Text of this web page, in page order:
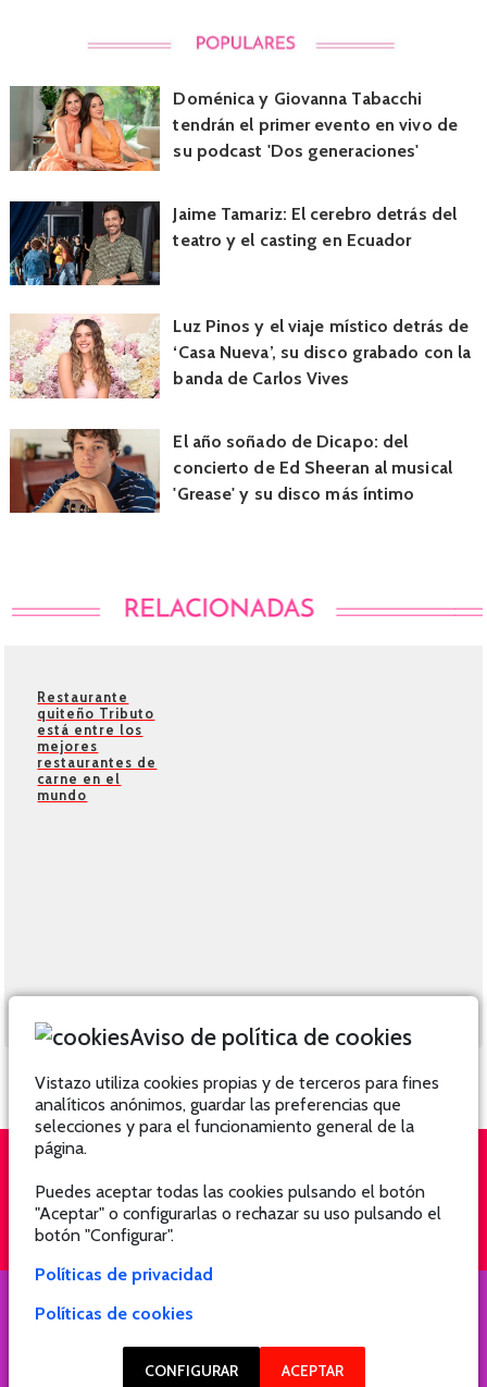
Doménica y Giovanna Tabacchi
tendrán el primer evento en vivo de
su podcast 'Dos generaciones'
Jaime Tamariz: El cerebro detrás del
teatro y el casting en Ecuador
Luz Pinos y el viaje místico detrás de
‘Casa Nueva’, su disco grabado con la
banda de Carlos Vives
El año soñado de Dicapo: del
concierto de Ed Sheeran al musical
'Grease' y su disco más íntimo
Restaurante
quiteño Tributo
está entre los
mejores
restaurantes de
carne en el
mundo
QUIÉNES SOMOS SUSCRÍBETE
Aviso de política de cookies
Vistazo utiliza cookies propias y de terceros para fines
analíticos anónimos, guardar las preferencias que
selecciones y para el funcionamiento general de la
página.
Puedes aceptar todas las cookies pulsando el botón
"Aceptar" o configurarlas o rechazar su uso pulsando el
botón "Configurar".
Políticas de privacidad
Políticas de cookies
CONFIGURAR ACEPTAR